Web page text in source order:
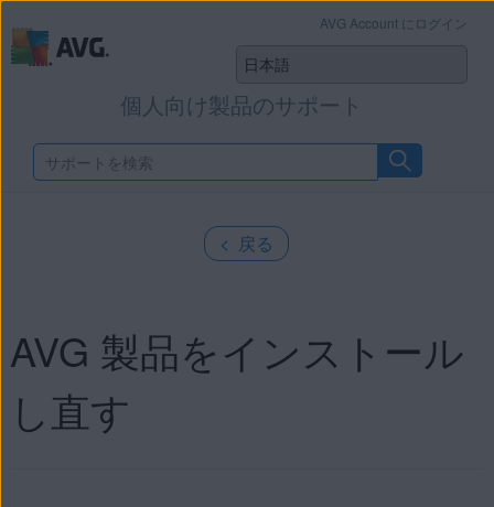
個人向け製品のサポート
AVG Account にログイン
< 戻る
AVG 製品をインストール
し直す